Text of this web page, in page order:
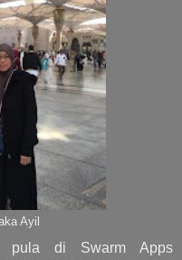
Ayil
pula di Swarm Apps